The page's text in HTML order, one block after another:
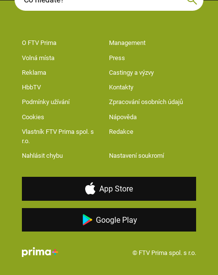
O FTV Prima Management
Volná místa Press
Reklama Castingy a výzvy
HbbTV Kontakty
Podmínky užívání Zpracování osobních údajů
Cookies Nápověda
Vlastník FTV Prima spol. s
r.o.
Redakce
Nahlásit chybu Nastavení soukromí
App Store
Google Play
© FTV Prima spol. s r.o.